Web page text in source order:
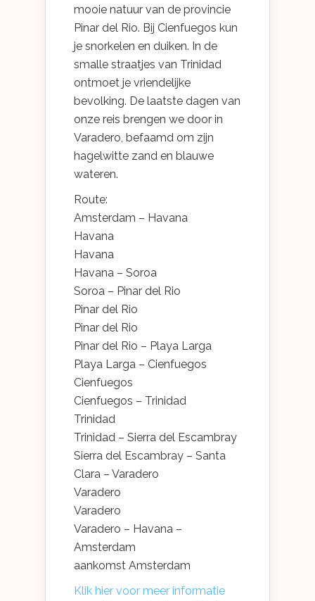
mooie natuur van de provincie
Pinar del Rio. Bij Cienfuegos kun
je snorkelen en duiken. In de
smalle straatjes van Trinidad
ontmoet je vriendelijke
bevolking. De laatste dagen van
onze reis brengen we door in
Varadero, befaamd om zijn
hagelwitte zand en blauwe
wateren.
Route:
Amsterdam – Havana
Havana
Havana
Havana – Soroa
Soroa – Pinar del Rio
Pinar del Rio
Pinar del Rio
Pinar del Rio – Playa Larga
Playa Larga – Cienfuegos
Cienfuegos
Cienfuegos – Trinidad
Trinidad
Trinidad – Sierra del Escambray
Sierra del Escambray – Santa
Clara – Varadero
Varadero
Varadero
Varadero – Havana –
Amsterdam
aankomst Amsterdam
Klik hier voor meer informatie